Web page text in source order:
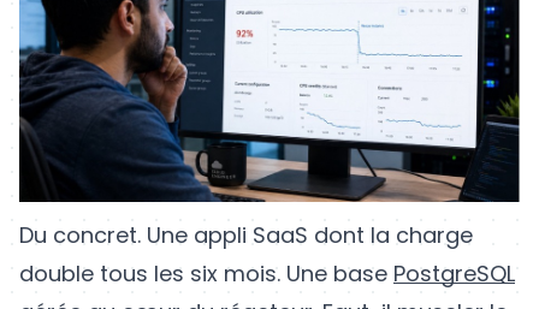
Du concret. Une appli SaaS dont la charge
double tous les six mois. Une base PostgreSQL